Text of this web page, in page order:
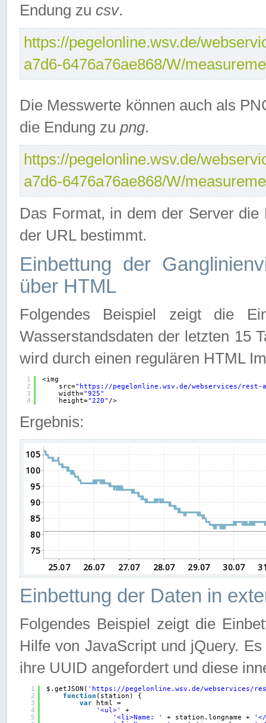
Endung zu csv.
https://pegelonline.wsv.de/
a7d6-6476a76ae868/W/
Die Messwerte können auch als
die Endung zu png.
https://pegelonline.wsv.de/
a7d6-6476a76ae868/W/
Das Format, in dem der Server
der URL bestimmt.
Einbettung der
über HTML
Folgendes Beispiel zeigt die
Wasserstandsdaten der letzten 15
wird durch einen regulären HTML
1
2
3
4
<img
src=" https://pegelonline.wsv.de/webservices/rest-
width="925"
height="220" />
Ergebnis:
Einbettung der Daten in
Folgendes Beispiel zeigt die
Hilfe von JavaScript und jQuery.
ihre UUID angefordert und diese
1
2
3
4
5
$.getJSON( ' https://pegelonline.wsv.de/webservices/
function (station) {
var
html =
'<ul>'
+
'<li>Name: '
+ station.longname +